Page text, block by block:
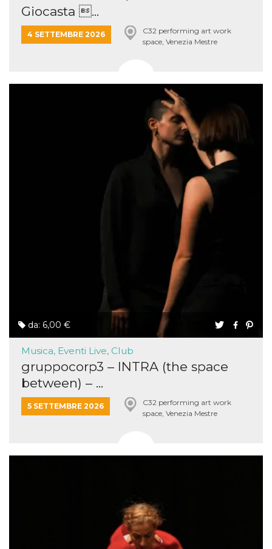
Giocasta ...
4 SETTEMBRE 2026
C32 performing art work
space, Venezia Mestre
da: 6,00 €
Musica, Eventi Live, Club
gruppocorp3 – INTRA (the space
between) – ...
5 SETTEMBRE 2026
C32 performing art work
space, Venezia Mestre